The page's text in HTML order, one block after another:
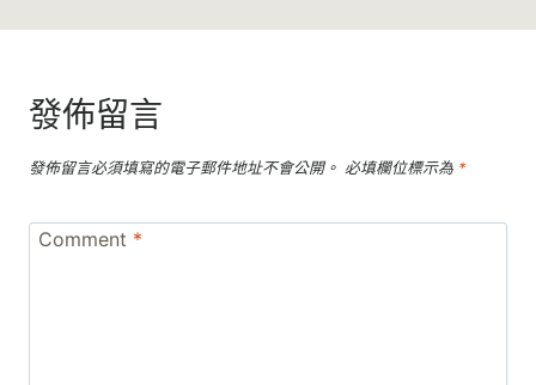
發佈留言
發佈留言必須填寫的電子郵件地址不會公開。 必填欄位標示為 *
Comment *